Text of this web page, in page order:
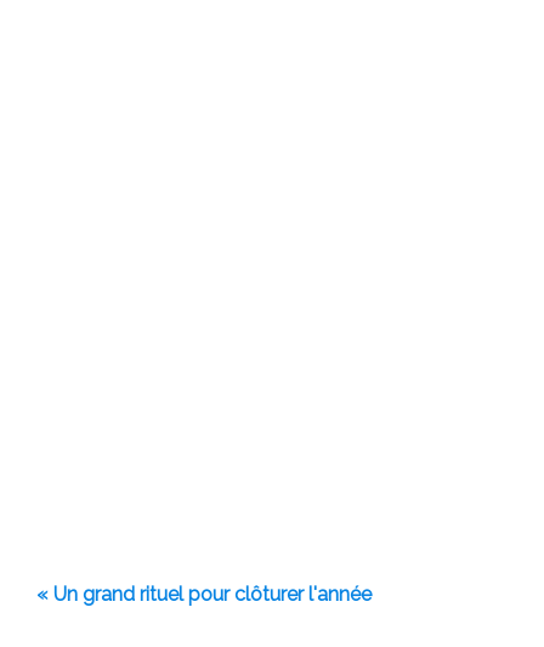
« Un grand rituel pour clôturer l'année